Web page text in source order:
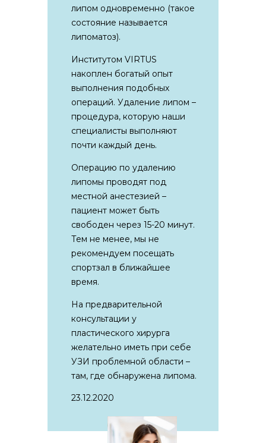
липом одновременно (такое
состояние называется
липоматоз).
Институтом VIRTUS
накоплен богатый опыт
выполнения подобных
операций. Удаление липом –
процедура, которую наши
специалисты выполняют
почти каждый день.
Операцию по удалению
липомы проводят под
местной анестезией –
пациент может быть
свободен через 15-20 минут.
Тем не менее, мы не
рекомендуем посещать
спортзал в ближайшее
время.
На предварительной
консультации у
пластического хирурга
желательно иметь при себе
УЗИ проблемной области –
там, где обнаружена липома.
23.12.2020